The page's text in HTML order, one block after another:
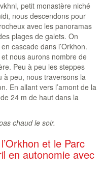
petit monastère niché
nous descendons pour
avec les panoramas
plages de galets. On
cascade dans l’Orkhon.
nous aurons nombre de
Peu à peu les steppes
à peu, nous traversons la
En allant vers l’amont de la
24 m de haut dans la
chaud le soir.
et le Parc
en autonomie avec